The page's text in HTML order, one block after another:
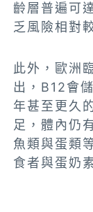
齡層普遍可
乏風險相對
此外，歐洲
出，B12會
年甚至更久
足，體內仍
魚類與蛋類
食者與蛋奶